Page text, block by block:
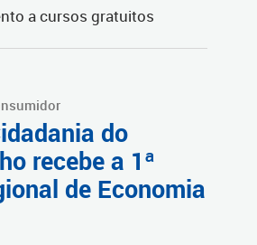
do
recebe a 1ª
de Economia